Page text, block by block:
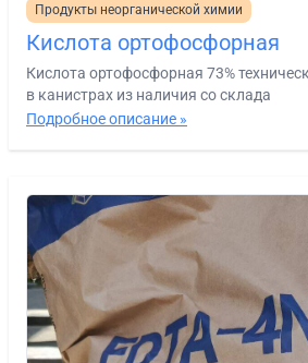
Продукты неорганической химии
Кислота ортофосфорная
Кислота ортофосфорная 73%
в канистрах из наличия со склада
Подробное описание »